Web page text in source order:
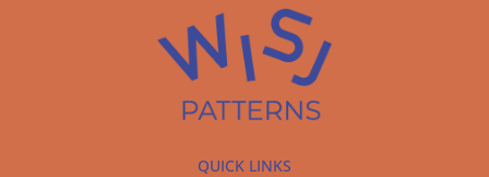
QUICK LINKS